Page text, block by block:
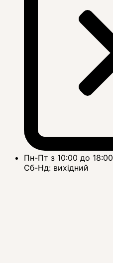
Пн-Пт з 10:00 до 18:00
Сб-Нд: вихідний